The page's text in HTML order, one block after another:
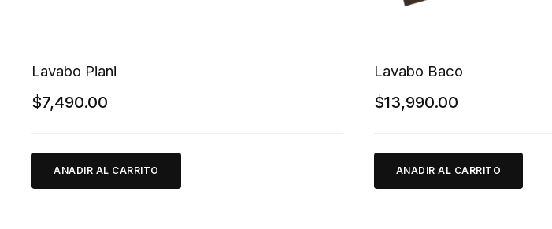
Lavabo Piani
$7,490.00
ANADIR AL CARRITO
Lavabo Baco
$13,990.00
ANADIR AL CARRITO